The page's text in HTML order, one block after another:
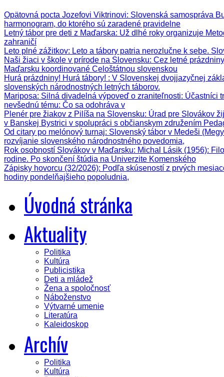
Opätovná pocta Jozefovi Viktrinovi: Slovenská samospráva
harmonogram, do ktorého sú zaradené pravidelne
Letný tábor pre deti z Maďarska: Už dlhé roky organizuje
zahraničí
Leto plné zážitkov: Leto a tábory patria nerozlučne k sebe.
Naši žiaci v škole v prírode na Slovensku: Cez letné
Maďarsku koordinované Celoštátnou slovenskou
Hurá prázdniny! Hurá tábory! : V Slovenskej dvojjazyčnej
slovenských národnostných letných táborov.
Mariposa: Silná divadelná výpoveď o zraniteľnosti: Účastníci
nevšednú tému: Čo sa odohráva v
Plenér pre žiakov z Pilíša na Slovensku: Úrad pre Slovákov
v Banskej Bystrici v spolupráci s občianskym združením
Od citary po melónový turnaj: Slovenský tábor v Medeši
rozvíjanie slovenského národnostného povedomia,
Rok osobností Slovákov v Maďarsku: Michal Lásik (1956):
rodine. Po skončení štúdia na Univerzite Komenského
Zápisky hovorcu (32/2026): Podľa skúseností z prvých
hodiny pondelňajšieho popoludnia,
Úvodná stránka
Aktuality
Politika
Kultúra
Publicistika
Deti a mládež
Žena a spoločnosť
Náboženstvo
Výtvarné umenie
Literatúra
Kaleidoskop
Archív
Politika
Kultúra